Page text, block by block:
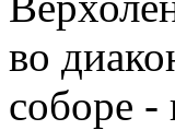
во
соборе -